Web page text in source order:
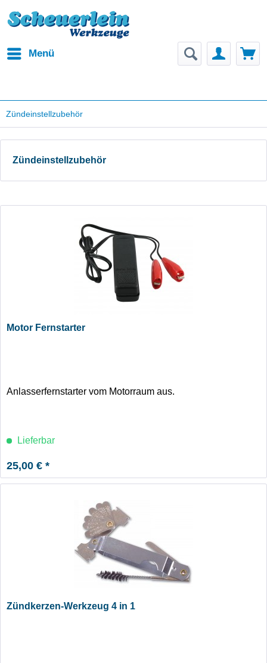
Menü
Zündeinstellzubehör
Zündeinstellzubehör
Motor Fernstarter
Anlasserfernstarter vom Motorraum aus.
Lieferbar
25,00 € *
Zündkerzen-Werkzeug 4 in 1